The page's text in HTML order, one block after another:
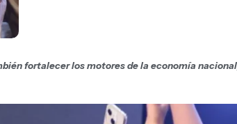
fortalecer los motores de la economía